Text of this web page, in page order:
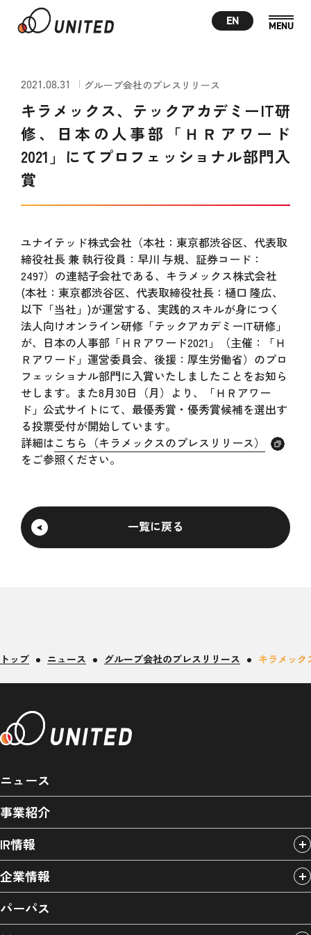
EN
2021.08.31 グループ会社のプレスリリース
キラメックス、テックアカデミーIT研
修、日本の人事部「ＨＲアワード
2021」にてプロフェッショナル部門入
賞
ユナイテッド株式会社（本社：東京都渋谷区、代表取
締役社長 兼 執行役員：早川 与規、証券コード：
2497）の連結子会社である、キラメックス株式会社
(本社：東京都渋谷区、代表取締役社長：樋口 隆広、
以下「当社」)が運営する、実践的スキルが身につく
法人向けオンライン研修「テックアカデミーIT研修」
が、日本の人事部「ＨＲアワード2021」（主催：「Ｈ
Ｒアワード」運営委員会、後援：厚生労働省）のプロ
フェッショナル部門に入賞いたしましたことをお知ら
せします。また8月30日（月）より、「ＨＲアワー
ド」公式サイトにて、最優秀賞・優秀賞候補を選出す
る投票受付が開始しています。
詳細はこちら（キラメックスのプレスリリース）
をご参照ください。
一覧に戻る
トップ ニュース グループ会社のプレスリリース キラメック
ニュース
事業紹介
IR情報
企業情報
パーパス